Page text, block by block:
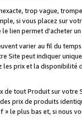
trop vague,
si vous placez sur
le lien permet d'acheter
varier au fil du
Site peut indiquer
prix et la disponibilité
de tout Produit sur
prix de produits
» le plus bas et, si nous